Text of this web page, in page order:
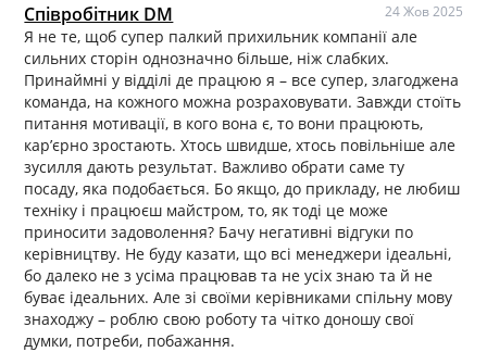
Співробітник DM 24 Жов 2025
Я не те, щоб супер палкий прихильник компанії але
сильних сторін однозначно більше, ніж слабких.
Принаймні у відділі де працюю я – все супер, злагоджена
команда, на кожного можна розраховувати. Завжди стоїть
питання мотивації, в кого вона є, то вони працюють,
карʼєрно зростають. Хтось швидше, хтось повільніше але
зусилля дають результат. Важливо обрати саме ту
посаду, яка подобається. Бо якщо, до прикладу, не любиш
техніку і працюєш майстром, то, як тоді це може
приносити задоволення? Бачу негативні відгуки по
керівництву. Не буду казати, що всі менеджери ідеальні,
бо далеко не з усіма працював та не усіх знаю та й не
буває ідеальних. Але зі своїми керівниками спільну мову
знаходжу – роблю свою роботу та чітко доношу свої
думки, потреби, побажання.